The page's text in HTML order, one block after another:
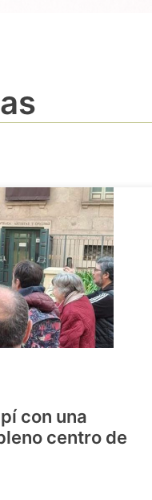
con una
centro de